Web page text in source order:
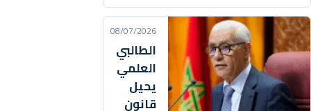
08/07/2026
الطالبي
العلمي
يحيل
قانون